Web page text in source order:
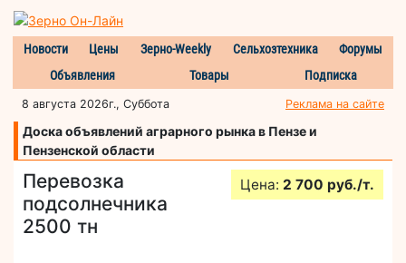
Новости Цены Зерно-Weekly Сельхозтехника
Форумы
Объявления
Товары Подписка
8 августа 2026г., Суббота Реклама на сайте
Доска объявлений аграрного рынка в Пензе и
Пензенской области
Перевозка
подсолнечника
2500 тн
Цена: 2 700 руб./т.